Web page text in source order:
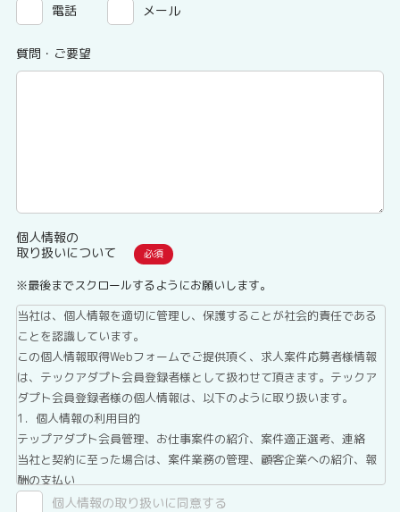
電話 メール
質問・ご要望
個人情報の
取り扱いについて
※最後までスクロールするようにお願いします。
当社は、個人情報を適切に管理し、保護することが社会的責任である
ことを認識しています。
この個人情報取得Webフォームでご提供頂く、求人案件応募者様情報
は、テックアダプト会員登録者様として扱わせて頂きます。テックア
ダプト会員登録者様の個人情報は、以下のように取り扱います。
1．個人情報の利用目的
テップアダプト会員管理、お仕事案件の紹介、案件適正選考、連絡
当社と契約に至った場合は、案件業務の管理、顧客企業への紹介、報
酬の支払い
2．第三者提供について
個人情報の取り扱いに同意する